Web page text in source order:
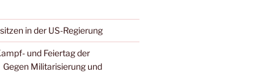
in der US-Regierung
und Feiertag der
Militarisierung und